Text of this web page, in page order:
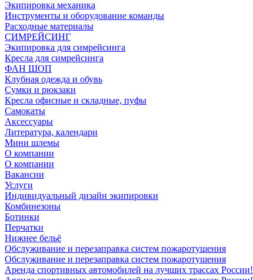
Экипировка механика
Инструменты и оборудование команды
Расходные материалы
СИМРЕЙСИНГ
Экипировка для симрейсинга
Кресла для симрейсинга
ФАН ШОП
Клубная одежда и обувь
Сумки и рюкзаки
Кресла офисные и складные, пуфы
Самокаты
Аксессуары
Литература, календари
Мини шлемы
О компании
О компании
Вакансии
Услуги
Индивидуальный дизайн экипировки
Комбинезоны
Ботинки
Перчатки
Нижнее бельё
Обслуживание и перезаправка систем пожаротушения
Обслуживание и перезаправка систем пожаротушения
Аренда спортивных автомобилей на лучших трассах России!